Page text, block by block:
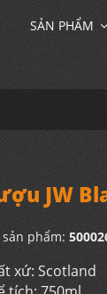
SẢN PHẨM
JW
sản phẩm:
xứ: Scotland